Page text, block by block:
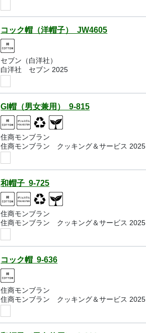
コック帽（洋帽子） JW4605
セブン（白洋社）
白洋社 セブン 2025
GI帽（男女兼用） 9-815
住商モンブラン
住商モンブラン クッキング＆サービス 2025
和帽子 9-725
住商モンブラン
住商モンブラン クッキング＆サービス 2025
コック帽 9-636
住商モンブラン
住商モンブラン クッキング＆サービス 2025